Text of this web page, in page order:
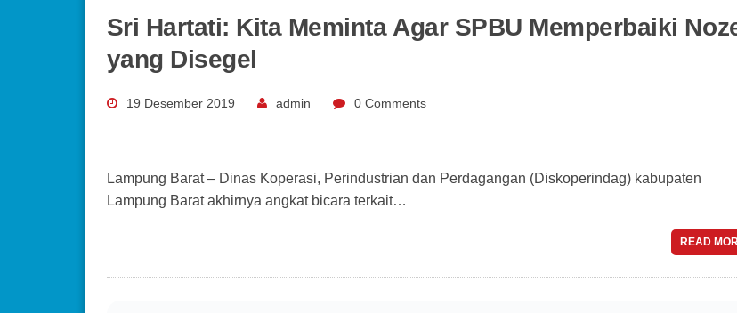
LAMPUNG
3 Pelaku Pengedar Uang Palsu di Lambar Dibekuk
Polisi